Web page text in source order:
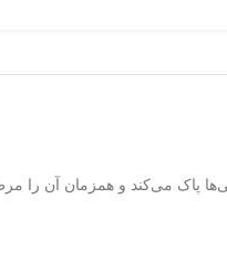
پاک می‌کند و همزمان آن را